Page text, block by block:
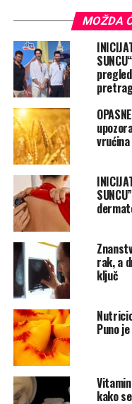
vrijedilo za život u
poput jezera ili rijeka.
imali tendenciju živjeti
“Općenito, očekivalo
godinu ili više dulje od
su živjeli u urbanijim
jezera vjerojatno će
znanstvenik za zdravlje
Što stoji iza
S obzirom na brojne
vijek, ova studija ne
posljedičnu vezu, ali
Istraživači sugeriraju
Obalna područja
temperature, bolju
rekreaciju u usporedbi
vode. Također,
je viši socioekonomski
faktora.
MOŽDA
vrućina
rak, a
ključ
Puno
kako